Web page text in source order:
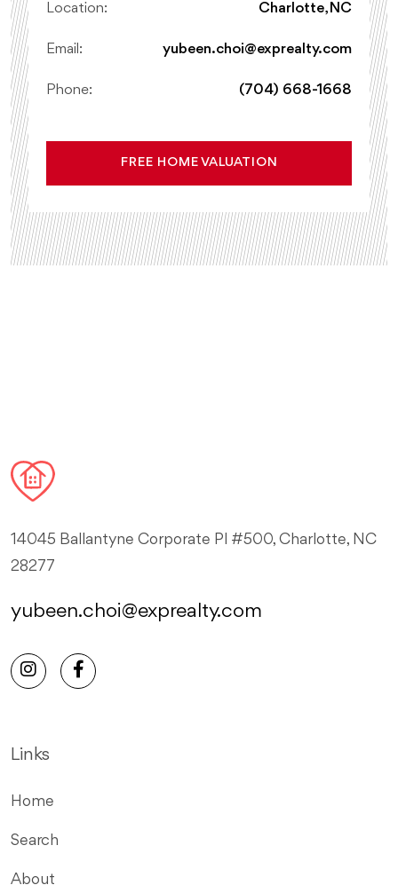
Location: Charlotte, NC
Email: yubeen.choi@exprealty.com
Phone: (704) 668-1668
FREE HOME VALUATION
14045 Ballantyne Corporate Pl #500, Charlotte, NC
28277
yubeen.choi@exprealty.com
Links
Home
Search
About